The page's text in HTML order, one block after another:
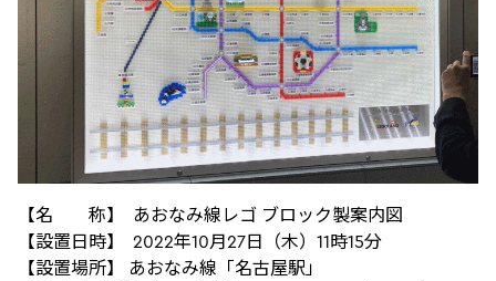
【名 称】 あおなみ線レゴ ブロック製案内図
【設置日時】 2022年10月27日（木）11時15分
【設置場所】 あおなみ線「名古屋駅」